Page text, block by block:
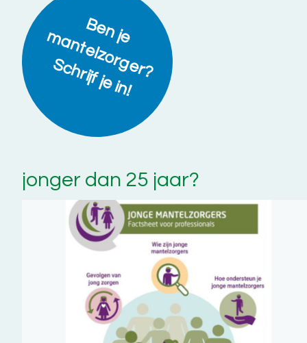
B
e
n
je m
a
n
t
e
lz
o
r
g
e
r
?
S
c
h
r
ijf
je
in
!
jonger dan 25 jaar?